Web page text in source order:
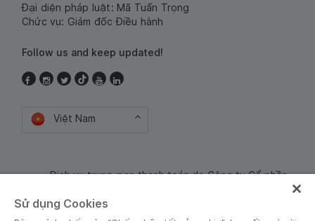
Đại diện pháp luật: Mã Tuấn Trọng
Chức vụ: Giám đốc Điều hành
Follow us and keep updated!
Việt Nam
Dịch vụ trung gian thanh toán do Công ty Cổ phần
Sử dụng Cookies